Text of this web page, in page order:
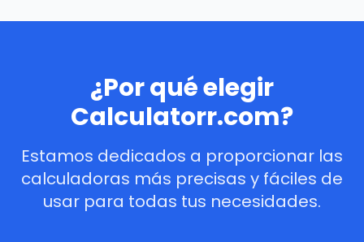
¿Por qué elegir
Calculatorr.com?
Estamos dedicados a proporcionar las
calculadoras más precisas y fáciles de
usar para todas tus necesidades.